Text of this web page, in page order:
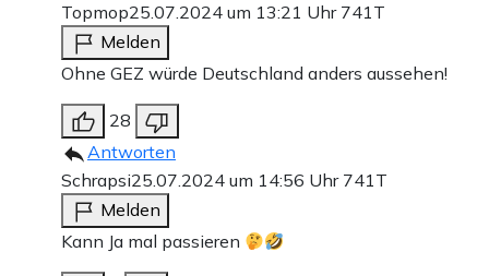
Topmop25.07.2024 um 13:21 Uhr 741T
Melden
Ohne GEZ würde Deutschland anders aussehen!
28
Antworten
Schrapsi25.07.2024 um 14:56 Uhr 741T
Melden
Kann Ja mal passieren